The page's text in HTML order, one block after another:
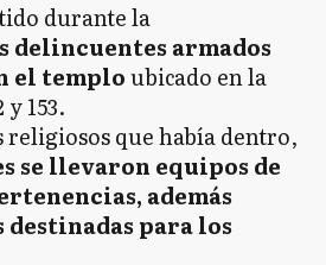
durante la
delincuentes armados
el temploubicado en la
153.
religiosos que había dentro,
se llevaron equipos de
además
destinadas para los